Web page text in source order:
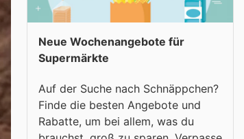
Neue Wochenangebote für
Supermärkte
Auf der Suche nach Schnäppchen?
Finde die besten Angebote und
Rabatte, um bei allem, was du